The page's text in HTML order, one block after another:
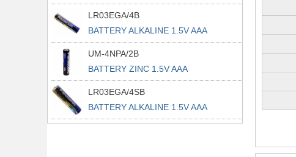
LR03EGA/4B
BATTERY ALKALINE 1.5V AAA
UM-4NPA/2B
BATTERY ZINC 1.5V AAA
LR03EGA/4SB
BATTERY ALKALINE 1.5V AAA